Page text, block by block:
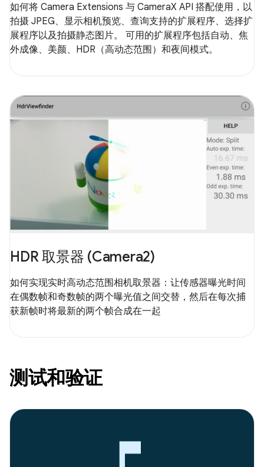
如何将 Camera Extensions 与 CameraX API 搭配使用，以
拍摄 JPEG、显示相机预览、查询支持的扩展程序、选择扩
展程序以及拍摄静态图片。 可用的扩展程序包括自动、焦
外成像、美颜、HDR（高动态范围）和夜间模式。
HDR 取景器 (Camera2)
如何实现实时高动态范围相机取景器：让传感器曝光时间
在偶数帧和奇数帧的两个曝光值之间交替，然后在每次捕
获新帧时将最新的两个帧合成在一起
测试和验证